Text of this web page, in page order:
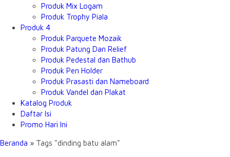
Produk Mix Logam
Produk Trophy Piala
Produk 4
Produk Parquete Mozaik
Produk Patung Dan Relief
Produk Pedestal dan Bathub
Produk Pen Holder
Produk Prasasti dan Nameboard
Produk Vandel dan Plakat
Katalog Produk
Daftar Isi
Promo Hari Ini
Beranda » Tags "dinding batu alam"